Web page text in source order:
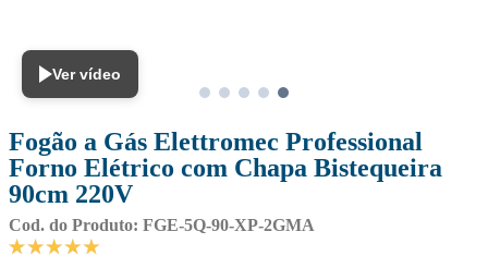
Ver vídeo
Fogão a Gás Elettromec Professional
Forno Elétrico com Chapa Bistequeira
90cm 220V
Cod. do Produto: FGE-5Q-90-XP-2GMA